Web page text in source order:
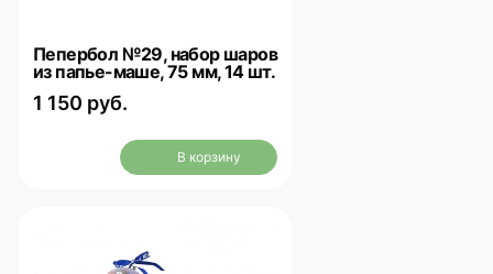
Пепербол №29, набор шаров
из папье-маше, 75 мм, 14 шт.
1 150 руб.
В корзину